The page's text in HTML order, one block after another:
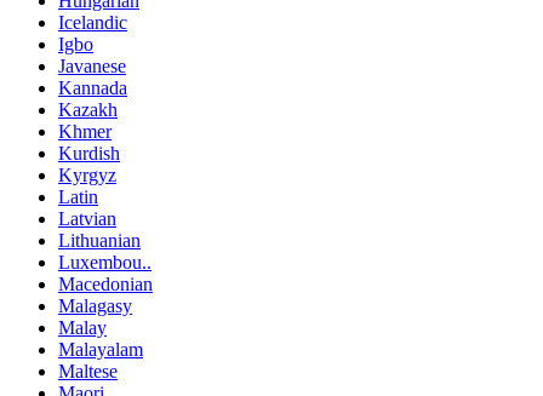
Icelandic
Igbo
Javanese
Kannada
Kazakh
Khmer
Kurdish
Kyrgyz
Latin
Latvian
Lithuanian
Luxembou..
Macedonian
Malagasy
Malay
Malayalam
Maltese